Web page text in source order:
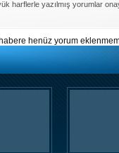
harflerle yazılmış yorumlar
henüz yorum